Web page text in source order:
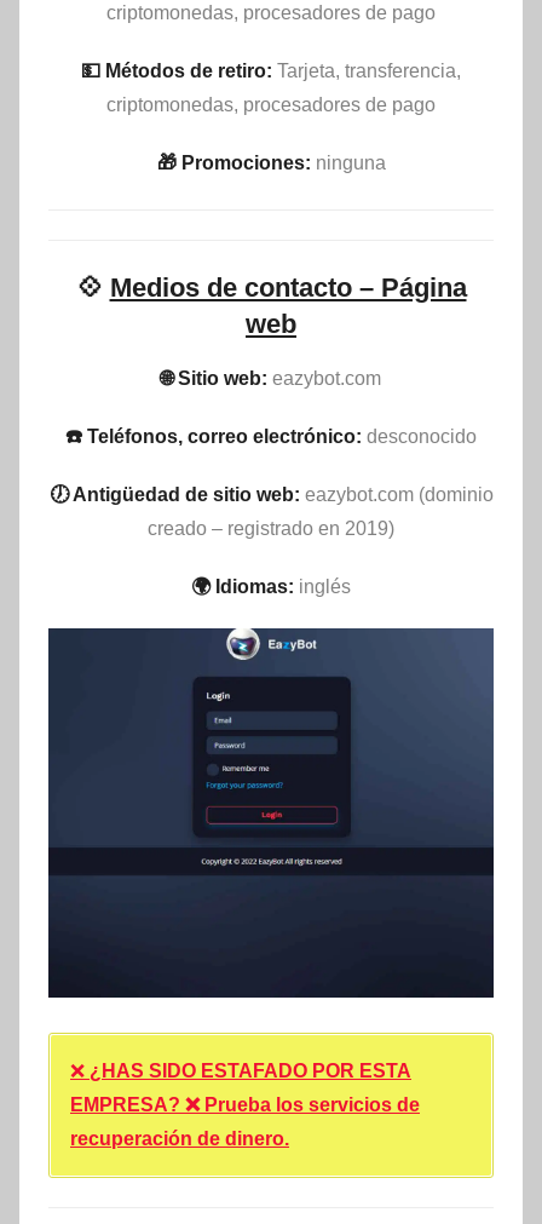
criptomonedas, procesadores de pago
💵​ Métodos de retiro: Tarjeta, transferencia,
criptomonedas, procesadores de pago
🎁 Promociones: ninguna
💠 Medios de contacto – Página
web
🌐 Sitio web: eazybot.com
☎️ Teléfonos, correo electrónico: desconocido
🕖 Antigüedad de sitio web: eazybot.com (dominio
creado – registrado en 2019)
🌍 Idiomas: inglés
❌ ¿HAS SIDO ESTAFADO POR ESTA
EMPRESA? ❌ Prueba los servicios de
recuperación de dinero.